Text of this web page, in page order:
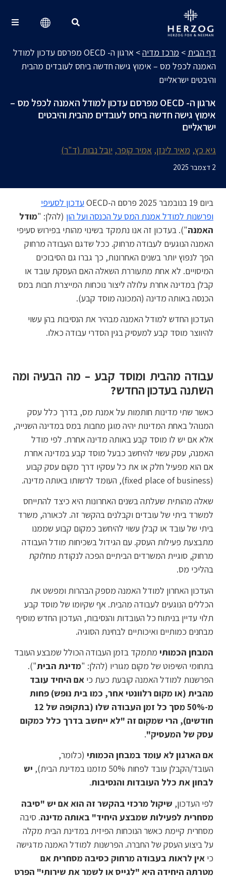
דף הבית > מרכז מדיה>
ארגון ה- OECD מפרסם עדכון למודל
האמנה לכפל מס – אימוץ גישה חדשה ביחס לעובדים מהבית
והיבטים ישראליים
ארגון ה- OECD מפרסם עדכון למודל האמנה לכפל מס –
אימוץ גישה חדשה ביחס לעובדים מהבית והיבטים
ישראליים
גיא כץ מאיר לינזן אמיר קופר יובל נבות (ד"ר)
2 דצמבר 2025
ביום 19 בנובמבר 2025 פרסם ה-OECD
עדכון לסעיפי
ופרשנות למודל אמנת המס על הכנסה ועל הון (להלן: "מודל
האמנה"). בעדכון זה אנו נתמקד בשינוי מהותי בפירוש סעיפי
האמנה הנוגעים לעבודה מרחוק. ככל שדגם העבודה מרחוק
הפך לנפוץ יותר בשנים האחרונות, כך גברו גם הסיבוכים
המיסויים. לא אחת מתעוררת השאלה האם העסקת עובד או
קבלן במדינה אחרת עלולה ליצור נוכחות המייצרת חבות במס
הכנסה באותה מדינה (המכונה מוסד קבע).
העדכון החדש למודל האמנה מבהיר את הנסיבות בהן עשוי
להיווצר מוסד קבע למעסיק בגין הסדרי עבודה כאלו.
עבודה מהבית ומוסד קבע – מה הבעיה ומה
השתנה בעדכון החדש?
כאשר שתי מדינות חותמות על אמנת מס, בדרך כלל עסק
המנוהל באחת המדינות יהיה מוגן מחבות במס במדינה השנייה,
אלא אם יש לו מוסד קבע באותה מדינה אחרת. לפי מודל
האמנה, עסק עשוי להיחשב כבעל מוסד קבע במדינה אחרת
אם הוא מפעיל חלק או את כל עסקיו דרך מקום עסק קבוע
(fixed place of business), העומד לרשותו באותה מדינה.
שאלה מהותית שעלתה בשנים האחרונות היא כיצד להתייחס
למשרד ביתי של עובדים וקבלנים בהקשר זה. לכאורה, משרד
ביתי של עובד או קבלן עשוי להיחשב כמקום קבוע שממנו
מתבצעת פעילות העסק. עם הגידול בשכיחות מודל העבודה
מרחוק, סוגיית המשרדים הביתיים הפכה לנקודת מחלוקת
בהליכי מס.
העדכון האחרון למודל האמנה מספק הבהרות ומפשט את
הכללים הנוגעים לעבודה מהבית. אף שקיומו של מוסד קבע
תלוי עדיין בניתוח כל העובדות והנסיבות, העדכון החדש מוסיף
מבחנים כמותיים ואיכותיים לבחינת הסוגיה.
המבחן הכמותי מתמקד בזמן העבודה הכולל שמבצע העובד
בתחומי השיפוט של מקום מגוריו (להלן: "מדינת הבית").
הפרשנות למודל האמנה קובעת כעת כי אם היחיד עובד
מהבית (או מקום רלוונטי אחר, כמו בית נופש) פחות
מ-50% מסך כל זמן העבודה שלו (בתקופה של 12
חודשים), הרי שמקום זה "לא ייחשב בדרך כלל כמקום
עסק של המעסיק".
אם הארגון לא עומד במבחן הכמותי (כלומר,
העובד/הקבלן עובד לפחות 50% מזמנו במדינת הבית),
יש
לבחון את כלל העובדות והנסיבות.
לפי העדכון, שיקול מרכזי בהקשר זה הוא אם יש "סיבה
מסחרית לפעילות שמבצע היחיד" באותה מדינה. סיבה
מסחרית קיימת כאשר הנוכחות הפיזית במדינת הבית מקלה
על ביצוע העסק של החברה. הפרשנות למודל האמנה מדגישה
כי אין לראות בעבודה מרחוק כסיבה מסחרית אם
מטרתה היחידה היא "לגייס או לשמר את שירותי" הפרט